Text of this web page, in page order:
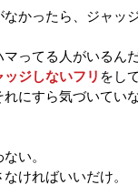
かったら、ジャッ
ってる人がいるんだ
ッジしないフリ をし
にすら気づいていな
い。
ければいいだけ。